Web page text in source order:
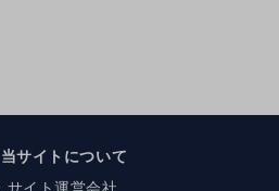
当サイトについて
サイト運営会社